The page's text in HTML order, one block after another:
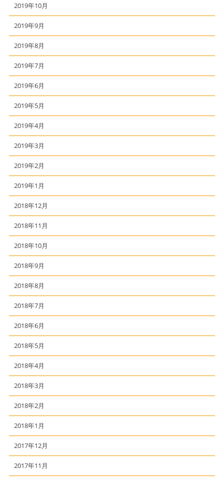
2019年10月
2019年9月
2019年8月
2019年7月
2019年6月
2019年5月
2019年4月
2019年3月
2019年2月
2019年1月
2018年12月
2018年11月
2018年10月
2018年9月
2018年8月
2018年7月
2018年6月
2018年5月
2018年4月
2018年3月
2018年2月
2018年1月
2017年12月
2017年11月